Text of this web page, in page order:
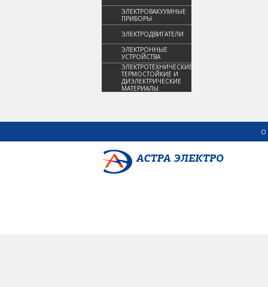
ЭЛЕКТРОВАКУУМНЫЕ
ПРИБОРЫ
ЭЛЕКТРОДВИГАТЕЛИ
ЭЛЕКТРОННЫЕ
УСТРОЙСТВА
ЭЛЕКТРОТЕХНИЧЕСКИЕ,
ТЕРМОСТОЙКИЕ И
ДИЭЛЕКТРИЧЕСКИЕ
МАТЕРИАЛЫ